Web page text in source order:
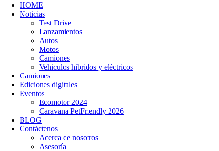
HOME
Noticias
Test Drive
Lanzamientos
Autos
Motos
Camiones
Vehiculos hibridos y eléctricos
Camiones
Ediciones digitales
Eventos
Ecomotor 2024
Caravana PetFriendly 2026
BLOG
Contáctenos
Acerca de nosotros
Asesoría